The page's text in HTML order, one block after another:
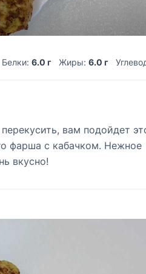
Белки: 6.0 г Жиры: 6.0 г
вам подойдет
фарша с кабачком. Нежное
вкусно!